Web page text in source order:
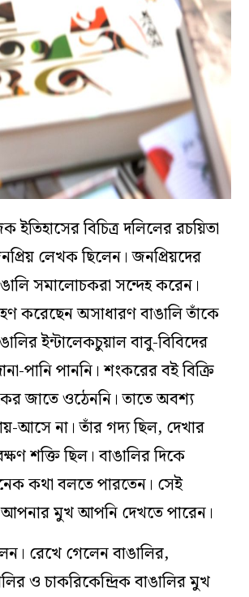
ইতিহাসের বিচিত্র দলিলের রচয়িতা
লেখক ছিলেন। জনপ্রিয়দের
সমালোচকরা সন্দেহ করেন।
করেছেন অসাধারণ বাঙালি তাঁকে
ইন্টালেকচুয়াল বাবু-বিবিদের
পানি পাননি। শংকরের বই বিক্রি
জাতে ওঠেননি। তাতে অবশ্য
আসে না। তাঁর গদ্য ছিল, দেখার
শক্তি ছিল। বাঙালির দিকে
কথা বলতে পারতেন। সেই
মুখ আপনি দেখতে পারেন।
রেখে গেলেন বাঙালির,
ও চাকরিকেন্দ্রিক বাঙালির মুখ